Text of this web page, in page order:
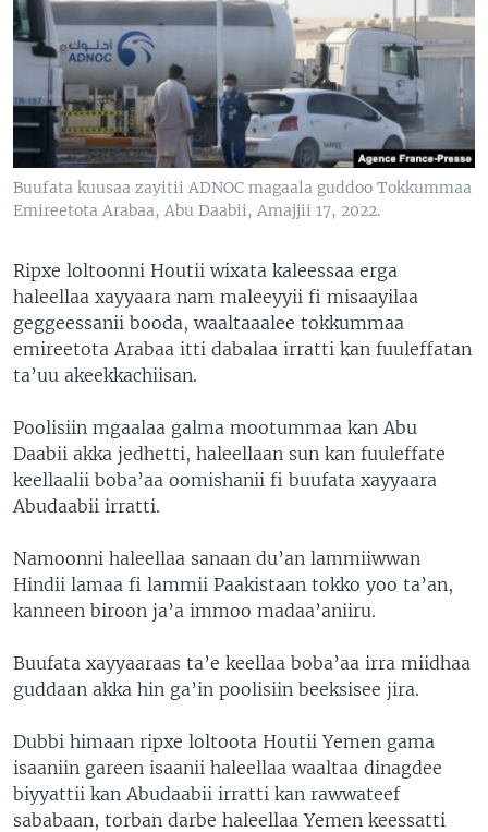
Buufata kuusaa zayitii ADNOC magaala guddoo Tokkummaa
Emireetota Arabaa, Abu Daabii, Amajjii 17, 2022.
Ripxe loltoonni Houtii wixata kaleessaa erga
haleellaa xayyaara nam maleeyyii fi misaayilaa
geggeessanii booda, waaltaaalee tokkummaa
emireetota Arabaa itti dabalaa irratti kan fuuleffatan
ta’uu akeekkachiisan.
Poolisiin mgaalaa galma mootummaa kan Abu
Daabii akka jedhetti, haleellaan sun kan fuuleffate
keellaalii boba’aa oomishanii fi buufata xayyaara
Abudaabii irratti.
Namoonni haleellaa sanaan du’an lammiiwwan
Hindii lamaa fi lammii Paakistaan tokko yoo ta’an,
kanneen biroon ja’a immoo madaa’aniiru.
Buufata xayyaaraas ta’e keellaa boba’aa irra miidhaa
guddaan akka hin ga’in poolisiin beeksisee jira.
Dubbi himaan ripxe loltoota Houtii Yemen gama
isaaniin gareen isaanii haleellaa waaltaa dinagdee
biyyattii kan Abudaabii irratti kan rawwateef
sababaan, torban darbe haleellaa Yemen keessatti